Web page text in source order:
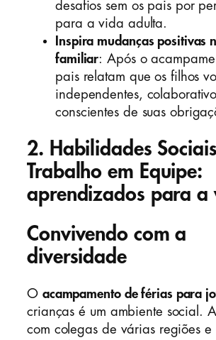
desafios sem os pais por
para a vida adulta.
Inspira mudanças positivas
familiar: Após o
pais relatam que os filhos
independentes,
conscientes de suas
2. Habilidades
Trabalho em Equipe:
aprendizados para a
Convivendo com a
diversidade
O acampamento de férias para
crianças é um ambiente social.
com colegas de várias regiões